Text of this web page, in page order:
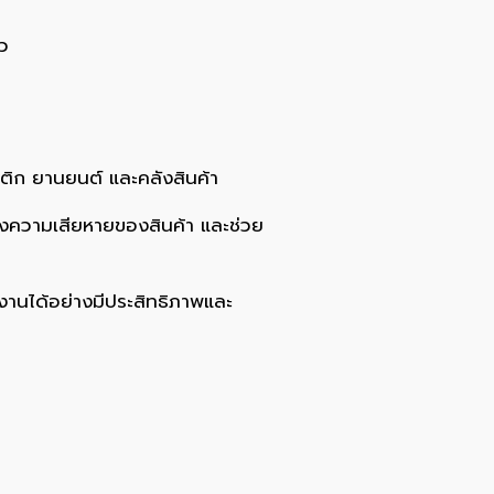
ก ยานยนต์ และคลังสินค้า
วามเสียหายของสินค้า และช่วย
นได้อย่างมีประสิทธิภาพและ